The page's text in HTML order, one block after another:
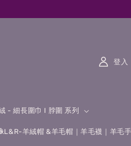
- 細長圍巾 I 脖圍 系列
羊絨帽 &羊毛帽｜羊毛襪｜羊毛
登入